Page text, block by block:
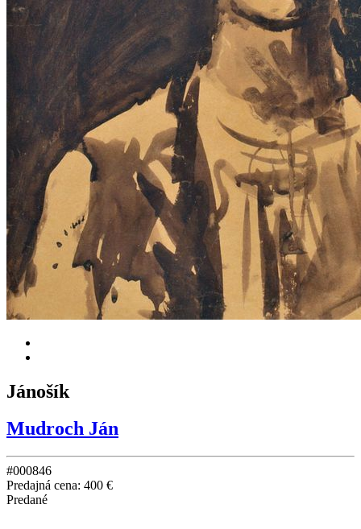
Jánošík
Mudroch Ján
#000846
Predajná cena: 400 €
Predané